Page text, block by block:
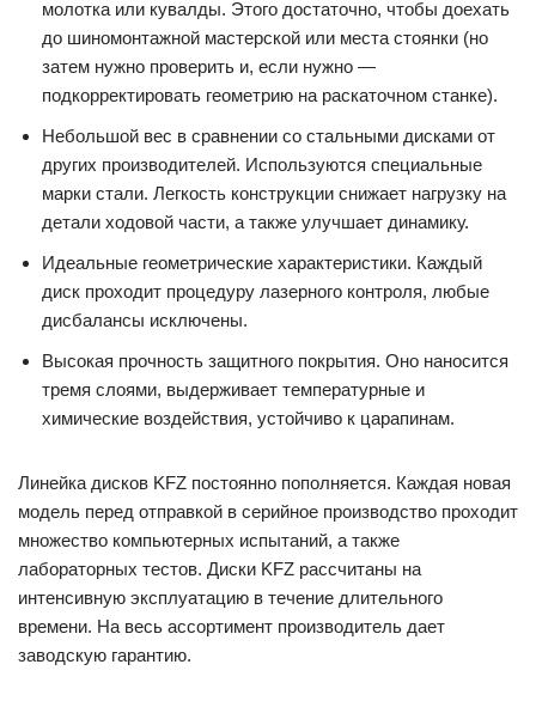
молотка или кувалды. Этого достаточно, чтобы доехать
до шиномонтажной мастерской или места стоянки (но
затем нужно проверить и, если нужно —
подкорректировать геометрию на раскаточном станке).
Небольшой вес в сравнении со стальными дисками от
других производителей. Используются специальные
марки стали. Легкость конструкции снижает нагрузку на
детали ходовой части, а также улучшает динамику.
Идеальные геометрические характеристики. Каждый
диск проходит процедуру лазерного контроля, любые
дисбалансы исключены.
Высокая прочность защитного покрытия. Оно наносится
тремя слоями, выдерживает температурные и
химические воздействия, устойчиво к царапинам.
Линейка дисков KFZ постоянно пополняется. Каждая новая
модель перед отправкой в серийное производство проходит
множество компьютерных испытаний, а также
лабораторных тестов. Диски KFZ рассчитаны на
интенсивную эксплуатацию в течение длительного
времени. На весь ассортимент производитель дает
заводскую гарантию.